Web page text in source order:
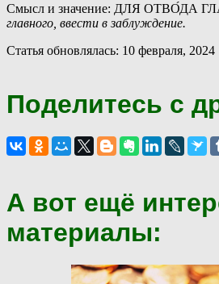
Смысл и значение: ДЛЯ ОТВО́ДА
главного, ввести в заблуждение.
Статья обновлялась: 10 февраля, 2024
Поделитесь с
А вот ещё
материалы: